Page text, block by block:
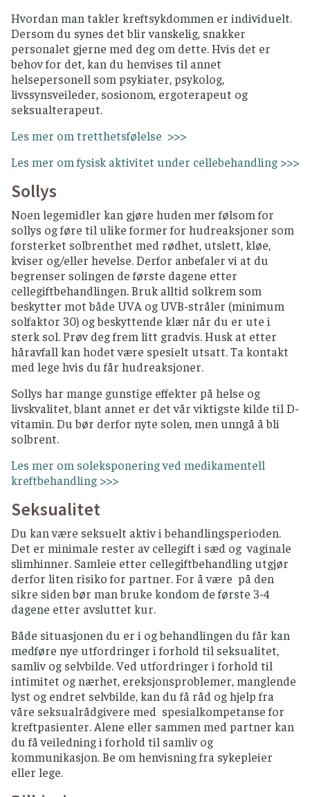
Hvordan man takler kreftsykdommen er individuelt.
Dersom du synes det blir vanskelig, snakker
personalet gjerne med deg om dette. Hvis det er
behov for det, kan du henvises til annet
helsepersonell som psykiater, psykolog,
livssynsveileder, sosionom, ergoterapeut og
seksualterapeut.
Les mer om tretthetsfølelse >>>
Les mer om fysisk aktivitet under cellebehandling >>>
Sollys
Noen legemidler kan gjøre huden mer følsom for
sollys og føre til ulike former for hudreaksjoner som
forsterket solbrenthet med rødhet, utslett, kløe,
kviser og/eller hevelse. Derfor anbefaler vi at du
begrenser solingen de første dagene etter
cellegiftbehandlingen. Bruk alltid solkrem som
beskytter mot både UVA og UVB-stråler (minimum
solfaktor 30) og beskyttende klær når du er ute i
sterk sol. Prøv deg frem litt gradvis. Husk at etter
håravfall kan hodet være spesielt utsatt. Ta kontakt
med lege hvis du får hudreaksjoner.
Sollys har mange gunstige effekter på helse og
livskvalitet, blant annet er det vår viktigste kilde til D-
vitamin. Du bør derfor nyte solen, men unngå å bli
solbrent.
Les mer om soleksponering ved medikamentell
kreftbehandling >>>
Seksualitet
Du kan være seksuelt aktiv i behandlingsperioden.
Det er minimale rester av cellegift i sæd og vaginale
slimhinner. Samleie etter cellegiftbehandling utgjør
derfor liten risiko for partner. For å være på den
sikre siden bør man bruke kondom de første 3-4
dagene etter avsluttet kur.
Både situasjonen du er i og behandlingen du får kan
medføre nye utfordringer i forhold til seksualitet,
samliv og selvbilde. Ved utfordringer i forhold til
intimitet og nærhet, ereksjonsproblemer, manglende
lyst og endret selvbilde, kan du få råd og hjelp fra
våre seksualrådgivere med spesialkompetanse for
kreftpasienter. Alene eller sammen med partner kan
du få veiledning i forhold til samliv og
kommunikasjon. Be om henvisning fra sykepleier
eller lege.